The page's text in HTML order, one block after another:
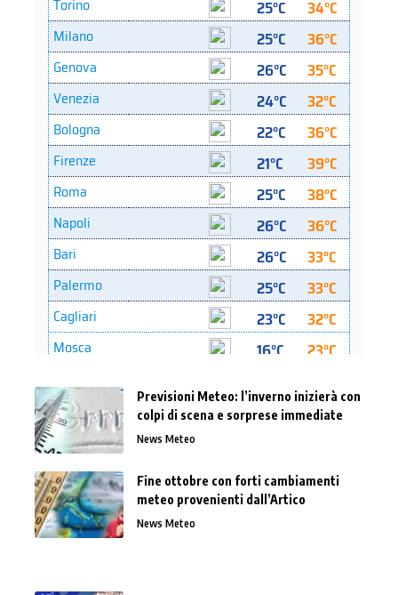
Previsioni Meteo: l’inverno inizierà con
colpi di scena e sorprese immediate
News Meteo
Fine ottobre con forti cambiamenti
meteo provenienti dall’Artico
News Meteo